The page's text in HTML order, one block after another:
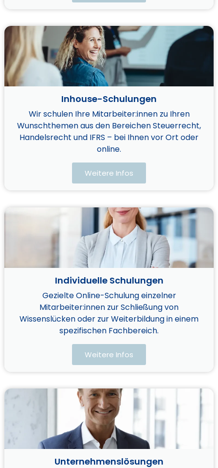
Inhouse-Schulungen
Wir schulen Ihre Mitarbeiter:innen zu Ihren
Wunschthemen aus den Bereichen Steuerrecht,
Handelsrecht und IFRS – bei Ihnen vor Ort oder
online.​
Weitere Infos
Individuelle Schulungen
Gezielte Online-Schulung einzelner
Mitarbeiter:innen zur Schließung von
Wissenslücken oder zur Weiterbildung in einem
spezifischen Fachbereich.
Weitere Infos
Unternehmenslösungen